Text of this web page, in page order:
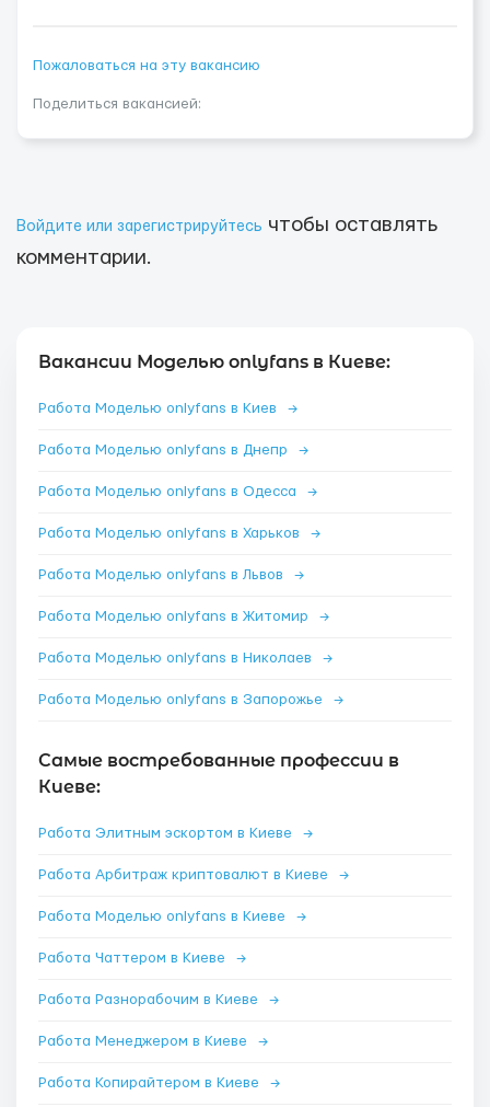
Пожаловаться на эту вакансию
Поделиться вакансией:
Войдите или зарегистрируйтесь чтобы оставлять
комментарии.
Вакансии Моделью onlyfans в Киеве:
Работа Моделью onlyfans в Киев →
Работа Моделью onlyfans в Днепр →
Работа Моделью onlyfans в Одесса →
Работа Моделью onlyfans в Харьков →
Работа Моделью onlyfans в Львов →
Работа Моделью onlyfans в Житомир →
Работа Моделью onlyfans в Николаев →
Работа Моделью onlyfans в Запорожье →
Самые востребованные профессии в
Киеве:
Работа Элитным эскортом в Киеве →
Работа Арбитраж криптовалют в Киеве →
Работа Моделью onlyfans в Киеве →
Работа Чаттером в Киеве →
Работа Разнорабочим в Киеве →
Работа Менеджером в Киеве →
Работа Копирайтером в Киеве →